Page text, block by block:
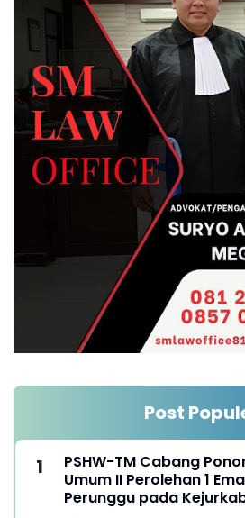
Post
PSHW-TM Cabang
Umum II Perolehan 1
Perunggu pada